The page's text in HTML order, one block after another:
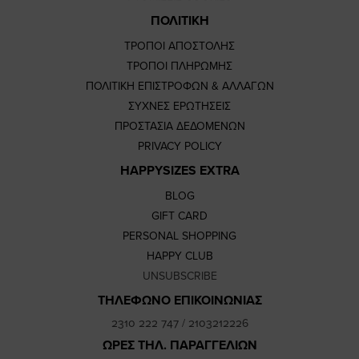
ΠΟΛΙΤΙΚΗ
ΤΡΟΠΟΙ ΑΠΟΣΤΟΛΗΣ
ΤΡΟΠΟΙ ΠΛΗΡΩΜΗΣ
ΠΟΛΙΤΙΚΗ ΕΠΙΣΤΡΟΦΩΝ & ΑΛΛΑΓΩΝ
ΣΥΧΝΕΣ ΕΡΩΤΗΣΕΙΣ
ΠΡΟΣΤΑΣΙΑ ΔΕΔΟΜΕΝΩΝ
PRIVACY POLICY
HAPPYSIZES EXTRA
BLOG
GIFT CARD
PERSONAL SHOPPING
HAPPY CLUB
UNSUBSCRIBE
ΤΗΛΕΦΩΝΟ ΕΠΙΚΟΙΝΩΝΙΑΣ
2310 222 747/ 2103212226
ΩΡΕΣ ΤΗΛ. ΠΑΡΑΓΓΕΛΙΩΝ